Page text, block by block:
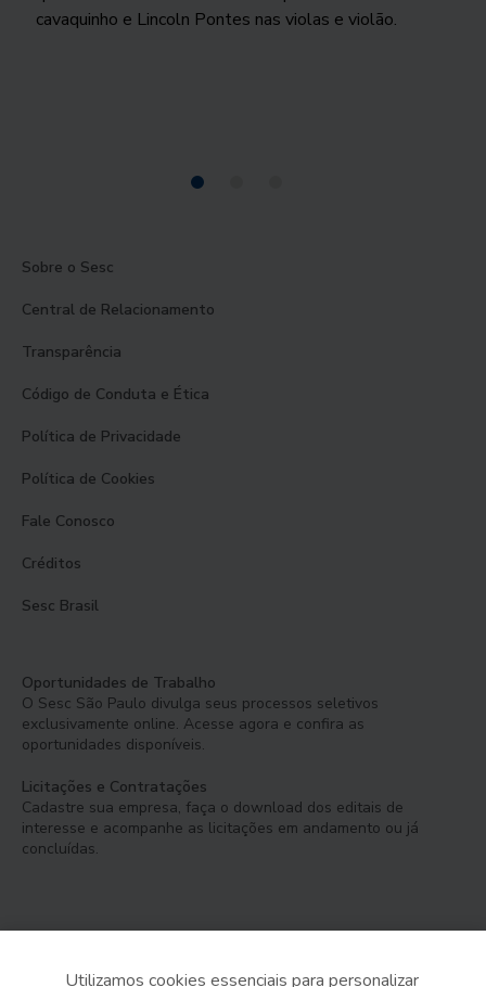
cavaquinho e Lincoln Pontes nas violas e violão.
Sobre o Sesc
Central de Relacionamento
Transparência
Código de Conduta e Ética
Política de Privacidade
Política de Cookies
Fale Conosco
Créditos
Sesc Brasil
Oportunidades de Trabalho
O Sesc São Paulo divulga seus processos seletivos
exclusivamente online. Acesse agora e confira as
oportunidades disponíveis.
Licitações e Contratações
Cadastre sua empresa, faça o download dos editais de
interesse e acompanhe as licitações em andamento ou já
concluídas.
Utilizamos cookies essenciais para personalizar